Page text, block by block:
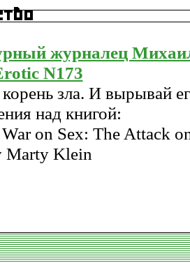
журналец
N173
зла. И вырывай
над книгой:
on Sex: The Attack
Marty Klein